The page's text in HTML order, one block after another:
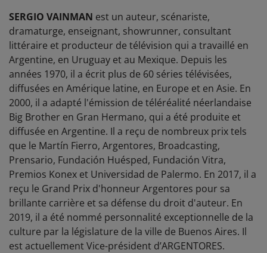
SERGIO VAINMAN est un auteur, scénariste,
dramaturge, enseignant, showrunner, consultant
littéraire et producteur de télévision qui a travaillé en
Argentine, en Uruguay et au Mexique. Depuis les
années 1970, il a écrit plus de 60 séries télévisées,
diffusées en Amérique latine, en Europe et en Asie. En
2000, il a adapté l'émission de téléréalité néerlandaise
Big Brother en Gran Hermano, qui a été produite et
diffusée en Argentine. Il a reçu de nombreux prix tels
que le Martín Fierro, Argentores, Broadcasting,
Prensario, Fundación Huésped, Fundación Vitra,
Premios Konex et Universidad de Palermo. En 2017, il a
reçu le Grand Prix d'honneur Argentores pour sa
brillante carrière et sa défense du droit d'auteur. En
2019, il a été nommé personnalité exceptionnelle de la
culture par la législature de la ville de Buenos Aires. Il
est actuellement Vice-président d’ARGENTORES.